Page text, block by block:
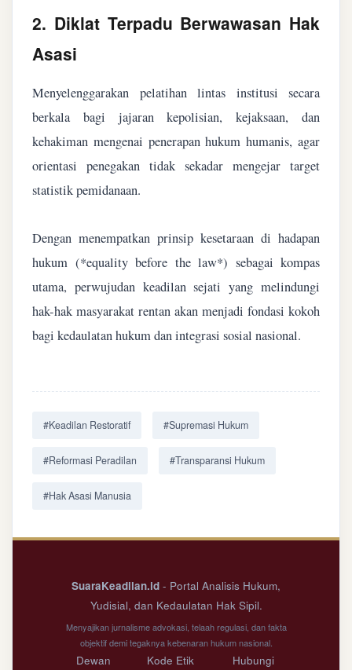
2. Diklat Terpadu Berwawasan Hak
Asasi
Menyelenggarakan pelatihan lintas institusi secara
berkala bagi jajaran kepolisian, kejaksaan, dan
kehakiman mengenai penerapan hukum humanis, agar
orientasi penegakan tidak sekadar mengejar target
statistik pemidanaan.
Dengan menempatkan prinsip kesetaraan di hadapan
hukum (*equality before the law*) sebagai kompas
utama, perwujudan keadilan sejati yang melindungi
hak-hak masyarakat rentan akan menjadi fondasi kokoh
bagi kedaulatan hukum dan integrasi sosial nasional.
#Keadilan Restoratif #Supremasi Hukum
#Reformasi Peradilan #Transparansi Hukum
#Hak Asasi Manusia
SuaraKeadilan.id - Portal Analisis Hukum,
Yudisial, dan Kedaulatan Hak Sipil.
Menyajikan jurnalisme advokasi, telaah regulasi, dan fakta
objektif demi tegaknya kebenaran hukum nasional.
Dewan Kode Etik Hubungi